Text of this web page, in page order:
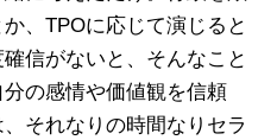
、TPOに応じて演じると
信がないと、そんなこと
の感情や価値観を信頼
それなりの時間なりセラ